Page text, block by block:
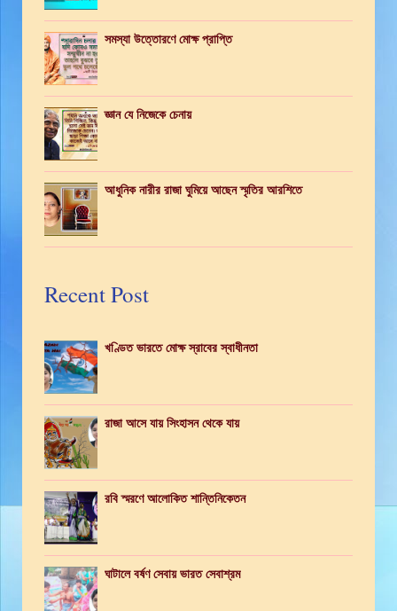
সমস্যা উত্তোরণে মোক্ষ প্রাপ্তি
জ্ঞান যে নিজেকে চেনায়
আধুনিক নারীর রাজা ঘুমিয়ে আছেন স্মৃতির আরশিতে
Recent Post
খণ্ডিত ভারতে মোক্ষ স্রাবের স্বাধীনতা
রাজা আসে যায় সিংহাসন থেকে যায়
রবি স্মরণে আলোকিত শান্তিনিকেতন
ঘাটালে বর্ষণ সেবায় ভারত সেবাশ্রম